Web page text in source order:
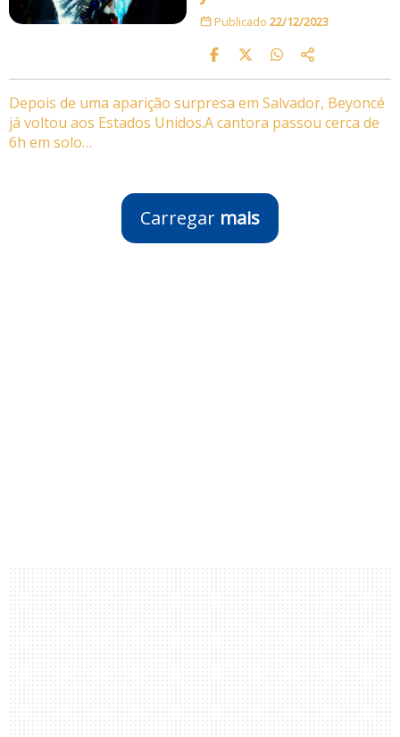
Publicado 22/12/2023
Depois de uma aparição surpresa em Salvador, Beyoncé
já voltou aos Estados Unidos.A cantora passou cerca de
6h em solo…
Carregar mais